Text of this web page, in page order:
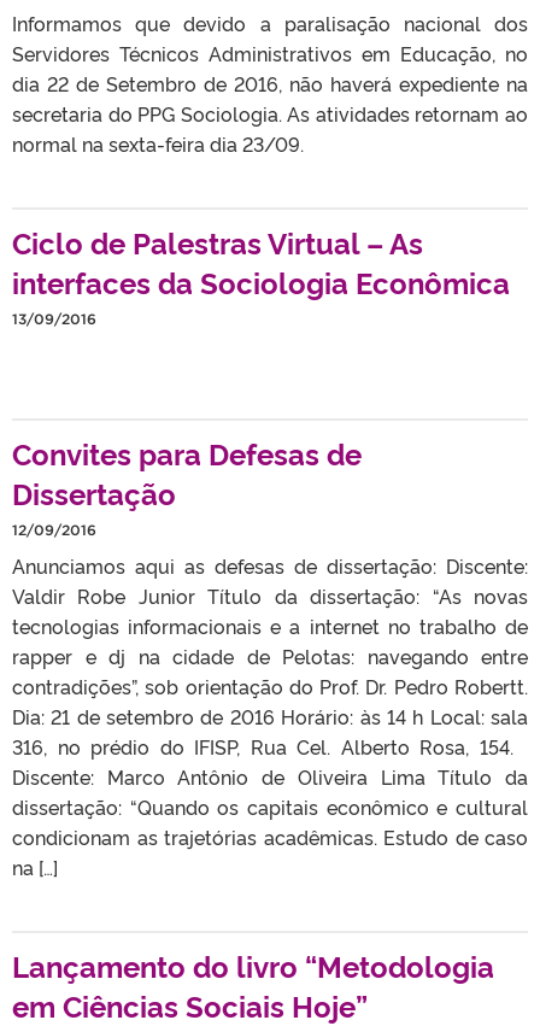
Informamos que devido a paralisação nacional dos
Servidores Técnicos Administrativos em Educação, no
dia 22 de Setembro de 2016, não haverá expediente na
secretaria do PPG Sociologia. As atividades retornam ao
normal na sexta-feira dia 23/09.
Ciclo de Palestras Virtual – As
interfaces da Sociologia Econômica
13/09/2016
Convites para Defesas de
Dissertação
12/09/2016
Anunciamos aqui as defesas de dissertação: Discente:
Valdir Robe Junior Título da dissertação: “As novas
tecnologias informacionais e a internet no trabalho de
rapper e dj na cidade de Pelotas: navegando entre
contradições”, sob orientação do Prof. Dr. Pedro Robertt.
Dia: 21 de setembro de 2016 Horário: às 14 h Local: sala
316, no prédio do IFISP, Rua Cel. Alberto Rosa, 154.
Discente: Marco Antônio de Oliveira Lima Título da
dissertação: “Quando os capitais econômico e cultural
condicionam as trajetórias acadêmicas. Estudo de caso
na […]
Lançamento do livro “Metodologia
em Ciências Sociais Hoje”